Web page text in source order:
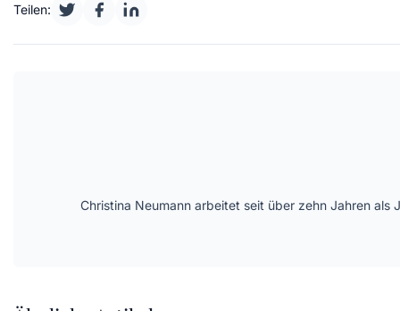
Teilen:
Christina Neumann arbeitet seit über zehn Jahren als